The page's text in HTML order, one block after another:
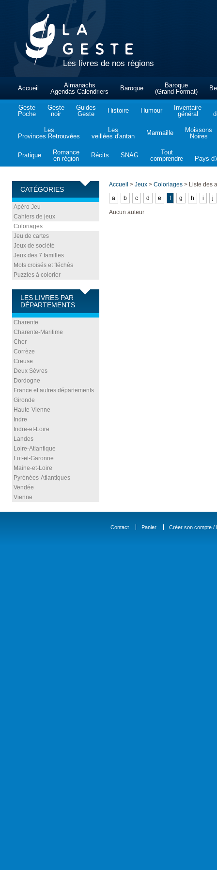
Les livres de nos régions
Accueil
Almanachs
Agendas Calendriers
Baroque
Baroque
(Grand Format)
Geste
Poche
Geste
noir
Guides
Geste
Histoire Humour
Inventaire
général
Les
Provinces Retrouvées
Les
veillées d'antan
Marmaille
Moissons
Noires
Pratique
Romance
en région
Récits SNAG
Tout
comprendre
Pays
CATÉGORIES
Apéro Jeu
Cahiers de jeux
Coloriages
Jeu de cartes
Jeux de société
Jeux des 7 familles
Mots croisés et fléchés
Puzzles à colorier
LES LIVRES PAR
DÉPARTEMENTS
Charente
Charente-Maritime
Cher
Corrèze
Creuse
Deux Sèvres
Dordogne
France et autres départements
Gironde
Haute-Vienne
Indre
Indre-et-Loire
Landes
Loire-Atlantique
Lot-et-Garonne
Maine-et-Loire
Pyrénées-Atlantiques
Vendée
Vienne
Accueil > Jeux > Coloriages > Liste des
a
b c d e f g h i j
Aucun auteur
Contact Panier Créer son compte /